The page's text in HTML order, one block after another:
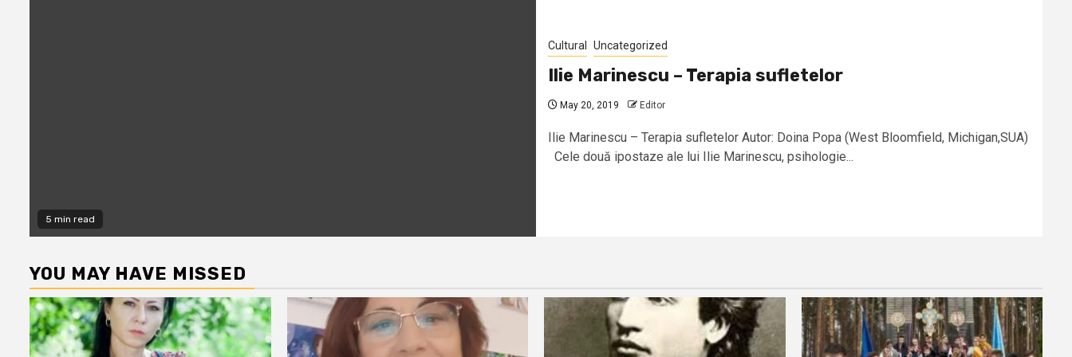
5 min read
Cultural Uncategorized
Ilie Marinescu – Terapia sufletelor
May 20, 2019 Editor
Ilie Marinescu – Terapia sufletelor Autor: Doina Popa (West Bloomfield, Michigan,SUA)
Cele două ipostaze ale lui Ilie Marinescu, psihologie...
YOU MAY HAVE MISSED